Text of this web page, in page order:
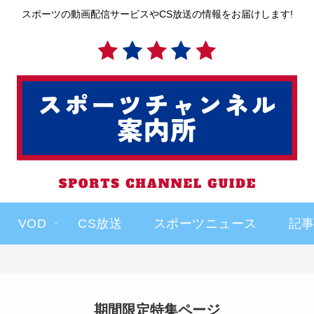
スポーツの動画配信サービスやCS放送の情報をお届けします!
VOD CS放送 スポーツニュース 記
期間限定特集ページ